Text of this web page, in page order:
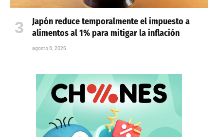
Japón reduce temporalmente el impuesto a
alimentos al 1% para mitigar la inflación
agosto 8, 2026